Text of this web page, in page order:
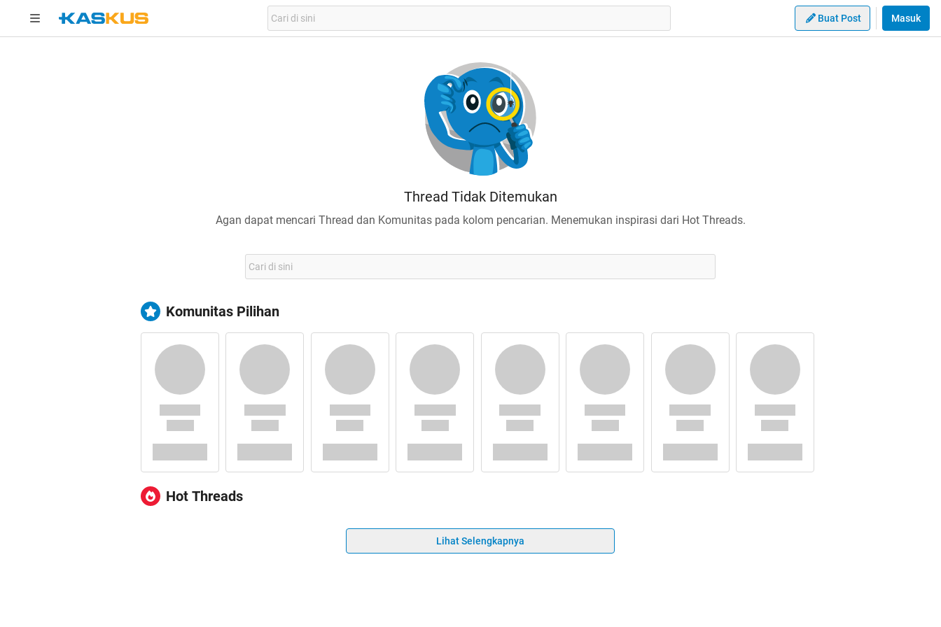
Buat Post Masuk
Thread Tidak Ditemukan
Agan dapat mencari Thread dan Komunitas pada kolom pencarian. Menemukan inspirasi dari Hot Threads.
Komunitas Pilihan
Hot Threads
Lihat Selengkapnya